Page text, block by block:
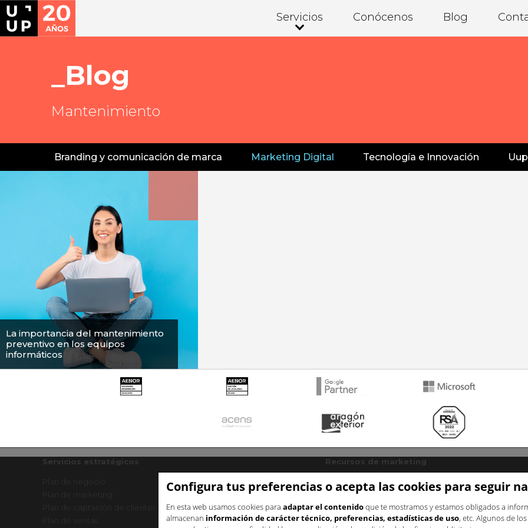
Configura tus preferencias o acepta las cookies para seguir
En esta web usamos cookies paraadaptar el contenidoque te mostramos y estamos obligados a
almacenan información de carácter técnico, preferencias, estadísticas de uso, etc. Algunos de
Servicios Conócenos Blog
Blog
Mantenimiento
Branding y comunicación de marca Marketing Digital Tecnología e Innovación
La importancia del mantenimiento
preventivo en los equipos
informáticos
Servicios estratégicos
Plan de negocio
Plan de marketing
Plan de captación de clientes
Plan de ventas
Creación de marca
Sprint IA para pymes
Asesoría de marketing
Sesión de consultoría online
Recursos de marketing
Plantilla plan de marketing
Recursos estratégicos
Para mejorar la conversión
Para fidelizar clientes